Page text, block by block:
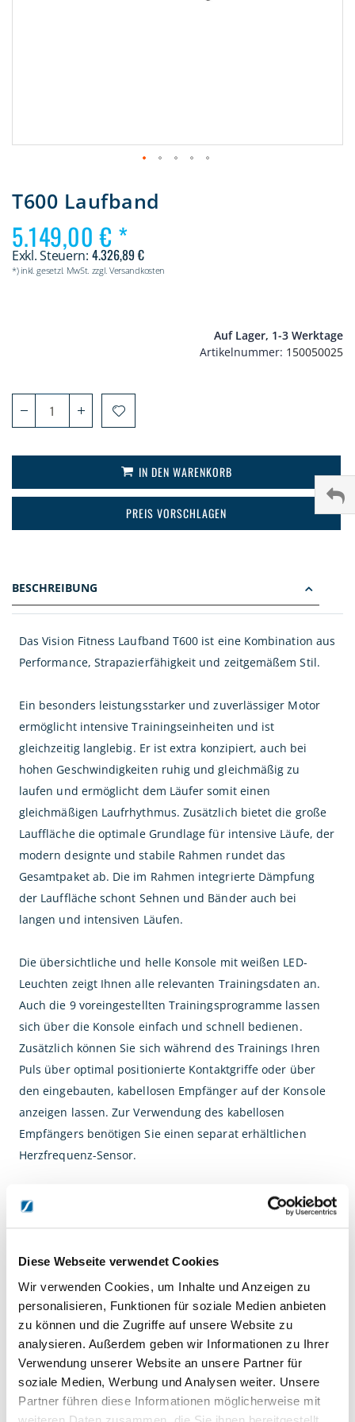
Diese Webseite verwendet Cookies
Wir verwenden Cookies, um Inhalte und Anzeigen zu
personalisieren, Funktionen für soziale Medien anbieten
zu können und die Zugriffe auf unsere Website zu
analysieren. Außerdem geben wir Informationen zu Ihrer
Verwendung unserer Website an unsere Partner für
soziale Medien, Werbung und Analysen weiter. Unsere
Partner führen diese Informationen möglicherweise mit
Anfang
der
springen
T600 Laufband
5.149,00 €
4.326,89 €
*) inkl. gesetzl. MwSt. zzgl. Versandkosten
Auf Lager, 1-3 Werktage
Artikelnummer 150050025
IN DEN WARENKORB
PREIS VORSCHLAGEN
BESCHREIBUNG
Das Vision Fitness Laufband T600 ist eine Kombination aus
Performance, Strapazierfähigkeit und zeitgemäßem Stil.
Ein besonders leistungsstarker und zuverlässiger Motor
ermöglicht intensive Trainingseinheiten und ist
gleichzeitig langlebig. Er ist extra konzipiert, auch bei
hohen Geschwindigkeiten ruhig und gleichmäßig zu
laufen und ermöglicht dem Läufer somit einen
gleichmäßigen Laufrhythmus. Zusätzlich bietet die große
Lauffläche die optimale Grundlage für intensive Läufe, der
modern designte und stabile Rahmen rundet das
Gesamtpaket ab. Die im Rahmen integrierte Dämpfung
der Lauffläche schont Sehnen und Bänder auch bei
langen und intensiven Läufen.
Die übersichtliche und helle Konsole mit weißen LED-
Leuchten zeigt Ihnen alle relevanten Trainingsdaten an.
Auch die 9 voreingestellten Trainingsprogramme lassen
sich über die Konsole einfach und schnell bedienen.
Zusätzlich können Sie sich während des Trainings Ihren
Puls über optimal positionierte Kontaktgriffe oder über
den eingebauten, kabellosen Empfänger auf der Konsole
anzeigen lassen. Zur Verwendung des kabellosen
Empfängers benötigen Sie einen separat erhältlichen
Herzfrequenz-Sensor.
Produkteigenschaften:
- Integrierter Lesehalter
- Anzeige: Zeit, Tempo, Steigung, Distanz,
Geschwindigkeit, Stufe, Kalorien, METs, HF-Ziel, Aktuelle
HF, Profil
- Programme: Manuell, Intervall, Zielzeit, Zieldistanz,
Zielkalorien, Zufall, HZ-Zeit, Gewichtsabnahme, Fitnesstest
- Messmöglichkeiten Herzfrequenz: Kontaktgriffe,